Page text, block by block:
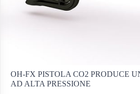
OH-FX PISTOLA CO2 PRODUCE
AD ALTA PRESSIONE